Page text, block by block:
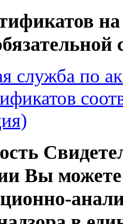
служба по
Вы